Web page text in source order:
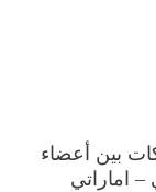
بين أعضاء
اماراتي